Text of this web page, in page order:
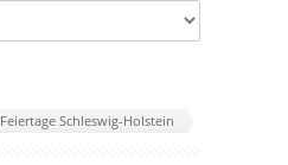
Feiertage Schleswig-Holstein